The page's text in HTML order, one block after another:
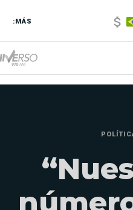
:MÁS